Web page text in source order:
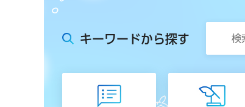
キーワードから探す